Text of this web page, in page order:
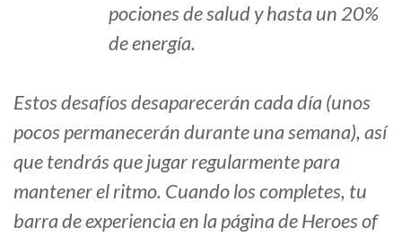
pociones de salud y hasta un 20%
de energía.
Estos desafíos desaparecerán cada día (unos
pocos permanecerán durante una semana), así
que tendrás que jugar regularmente para
mantener el ritmo. Cuando los completes, tu
barra de experiencia en la página de Heroes of